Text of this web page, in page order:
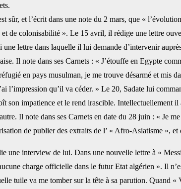
sûr, et l’écrit dans une note du 2 mars, que ‎‎«
de ‎colonisabilité ». Le 15 avril, il rédige une lettre
lettre dans laquelle il lui demande d’intervenir
Il note dans ses Carnets : « J’étouffe en Egypte
en pays ‎musulman, je me trouve désarmé et
l’impression qu’il va céder. » Le 20, Sadate lui
son impatience et le rend irascible. ‎Intellectuellement
Il ‎note dans ses Carnets en date du 28 juin : « Je
de publier des extraits de l’ « Afro-Asiatisme »,
une interview de lui. Dans une nouvelle lettre à ‎‎«
charge officielle ‎dans le futur Etat algérien ». Il
tuile va me tomber sur la tête à sa parution. Quand